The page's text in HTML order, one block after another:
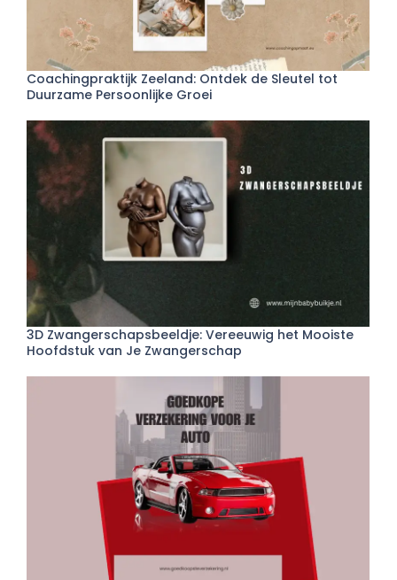
Coachingpraktijk Zeeland: Ontdek de Sleutel tot
Duurzame Persoonlijke Groei
3D Zwangerschapsbeeldje: Vereeuwig het Mooiste
Hoofdstuk van Je Zwangerschap